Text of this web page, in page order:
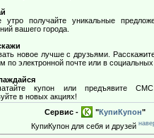
утро получайте уникальные
вашего города.
новое лучше с друзьями.
по электронной почте или в
купон или предъявите
в новых акциях!
Сервис - "КупиКупон"
КупиКупон для себя и друзей